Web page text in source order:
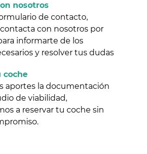
nosotros
de contacto,
contacta con nosotros por
informarte de los
y resolver tus dudas
coche
aportes la documentación
de viabilidad,
a reservar tu coche sin